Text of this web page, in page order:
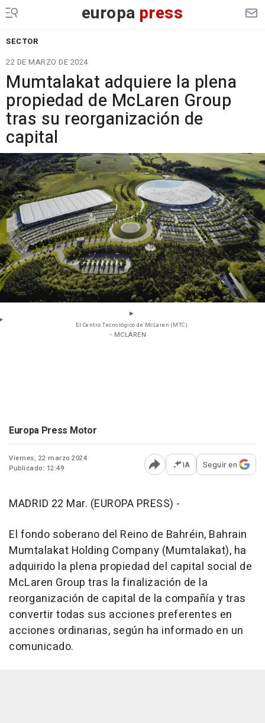
europa press
SECTOR
22 DE MARZO DE 2024
Mumtalakat adquiere la plena
propiedad de McLaren Group
tras su reorganización de
capital
El Centro Tecnológico de McLaren (MTC).
- MCLAREN
Europa Press Motor
Viernes, 22 marzo 2024
Publicado: 12:49
Abrir opciones para
IA Seguir en
MADRID 22 Mar. (EUROPA PRESS) -
El fondo soberano del Reino de Bahréin, Bahrain
Mumtalakat Holding Company (Mumtalakat), ha
adquirido la plena propiedad del capital social de
McLaren Group tras la finalización de la
reorganización de capital de la compañía y tras
convertir todas sus acciones preferentes en
acciones ordinarias, según ha informado en un
comunicado.